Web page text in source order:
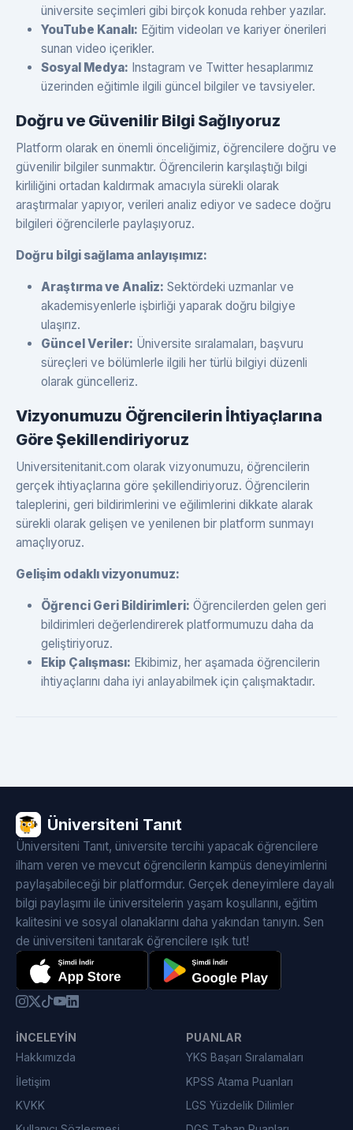
üniversite seçimleri gibi birçok konuda rehber yazılar.
YouTube Kanalı: Eğitim videoları ve kariyer önerileri
sunan video içerikler.
Sosyal Medya: Instagram ve Twitter hesaplarımız
üzerinden eğitimle ilgili güncel bilgiler ve tavsiyeler.
Doğru ve Güvenilir Bilgi Sağlıyoruz
Platform olarak en önemli önceliğimiz, öğrencilere doğru ve
güvenilir bilgiler sunmaktır. Öğrencilerin karşılaştığı bilgi
kirliliğini ortadan kaldırmak amacıyla sürekli olarak
araştırmalar yapıyor, verileri analiz ediyor ve sadece doğru
bilgileri öğrencilerle paylaşıyoruz.
Doğru bilgi sağlama anlayışımız:
Araştırma ve Analiz: Sektördeki uzmanlar ve
akademisyenlerle işbirliği yaparak doğru bilgiye
ulaşırız.
Güncel Veriler: Üniversite sıralamaları, başvuru
süreçleri ve bölümlerle ilgili her türlü bilgiyi düzenli
olarak güncelleriz.
Vizyonumuzu Öğrencilerin İhtiyaçlarına
Göre Şekillendiriyoruz
Universitenitanit.com olarak vizyonumuzu, öğrencilerin
gerçek ihtiyaçlarına göre şekillendiriyoruz. Öğrencilerin
taleplerini, geri bildirimlerini ve eğilimlerini dikkate alarak
sürekli olarak gelişen ve yenilenen bir platform sunmayı
amaçlıyoruz.
Gelişim odaklı vizyonumuz:
Öğrenci Geri Bildirimleri: Öğrencilerden gelen geri
bildirimleri değerlendirerek platformumuzu daha da
geliştiriyoruz.
Ekip Çalışması: Ekibimiz, her aşamada öğrencilerin
ihtiyaçlarını daha iyi anlayabilmek için çalışmaktadır.
Üniversiteni Tanıt
Üniversiteni Tanıt, üniversite tercihi yapacak öğrencilere
ilham veren ve mevcut öğrencilerin kampüs deneyimlerini
paylaşabileceği bir platformdur. Gerçek deneyimlere dayalı
bilgi paylaşımı ile üniversitelerin yaşam koşullarını, eğitim
kalitesini ve sosyal olanaklarını daha yakından tanıyın. Sen
de üniversiteni tanıtarak öğrencilere ışık tut!
İNCELEYIN
Hakkımızda
İletişim
KVKK
PUANLAR
YKS Başarı Sıralamaları
KPSS Atama Puanları
LGS Yüzdelik Dilimler